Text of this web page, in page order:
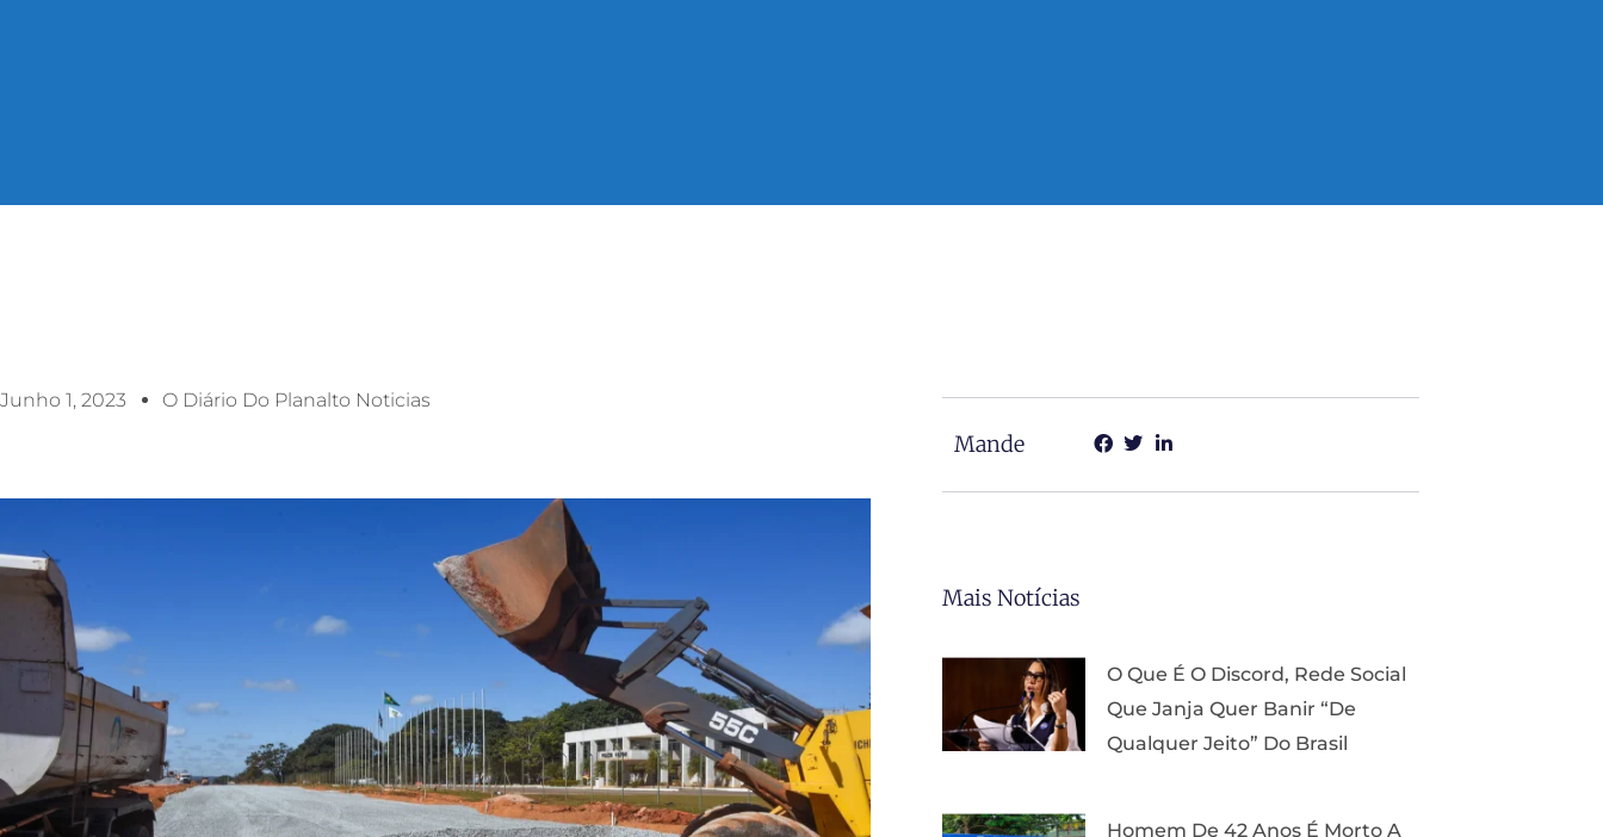
Junho 1, 2023 O Diário Do Planalto Noticias
Mande
Mais Notícias
O Que É O Discord, Rede Social
Que Janja Quer Banir “de
Qualquer Jeito” Do Brasil
Homem De 42 Anos É Morto A